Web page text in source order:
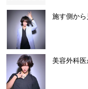
施す側か
美容外科